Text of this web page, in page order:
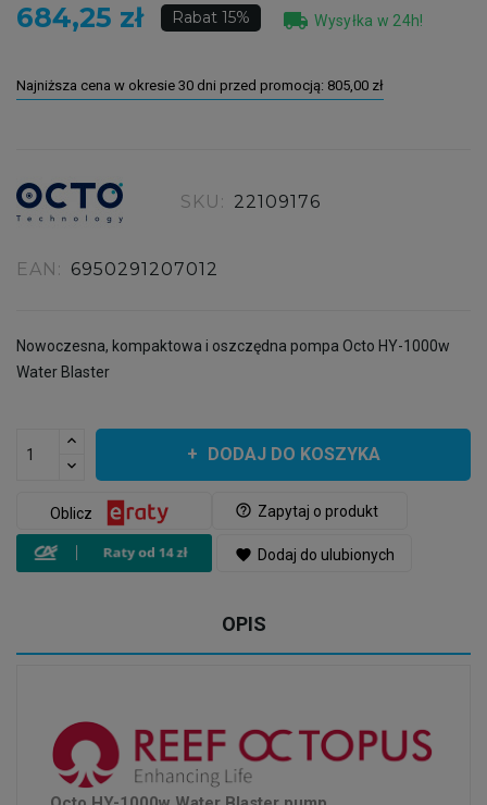
684,25 zł Rabat 15% local_shipping Wysyłka w 24h!
Najniższa cena w okresie 30 dni przed promocją: 805,00 zł
SKU: 22109176
EAN: 6950291207012
Nowoczesna, kompaktowa i oszczędna pompa Octo HY-1000w
Water Blaster
DODAJ DO KOSZYKA
help_outline Zapytaj o produkt
Oblicz
favorite Dodaj do ulubionych
OPIS